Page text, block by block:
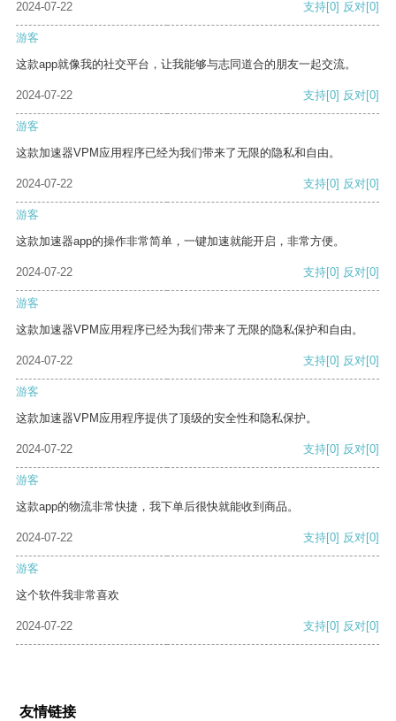
2024-07-22 支持[0] 反对[0]
游客
这款app就像我的社交平台，让我能够与志同道合的朋友一起交流。
2024-07-22 支持[0] 反对[0]
游客
这款加速器VPM应用程序已经为我们带来了无限的隐私和自由。
2024-07-22 支持[0] 反对[0]
游客
这款加速器app的操作非常简单，一键加速就能开启，非常方便。
2024-07-22 支持[0] 反对[0]
游客
这款加速器VPM应用程序已经为我们带来了无限的隐私保护和自由。
2024-07-22 支持[0] 反对[0]
游客
这款加速器VPM应用程序提供了顶级的安全性和隐私保护。
2024-07-22 支持[0] 反对[0]
游客
这款app的物流非常快捷，我下单后很快就能收到商品。
2024-07-22 支持[0] 反对[0]
游客
这个软件我非常喜欢
2024-07-22 支持[0] 反对[0]
友情链接